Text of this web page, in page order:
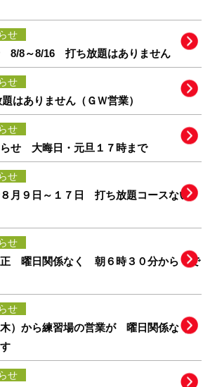
せ
8/8～8/16 打ち放題はありません
せ
はありません（ＧＷ営業）
せ
らせ 大晦日・元旦１７時まで
せ
８月９日～１７日 打ち放題コースない
せ
正 曜日関係なく 朝６時３０分から で
せ
木）から練習場の営業が 曜日関係なく
せ